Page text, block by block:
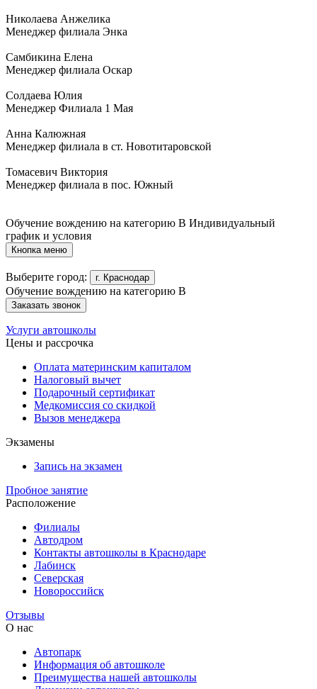
Николаева Анжелика
Менеджер филиала Энка
Самбикина Елена
Менеджер филиала Оскар
Солдаева Юлия
Менеджер Филиала 1 Мая
Анна Калюжная
Менеджер филиала в ст. Новотитаровской
Томасевич Виктория
Менеджер филиала в пос. Южный
Обучение вождению на категорию B Индивидуальный
график и условия
Кнопка меню
Выберите город: г. Краснодар
Обучение вождению на категорию B
Заказать звонок
Услуги автошколы
Цены и рассрочка
Оплата материнским капиталом
Налоговый вычет
Подарочный сертификат
Медкомиссия со скидкой
Вызов менеджера
Экзамены
Запись на экзамен
Пробное занятие
Расположение
Филиалы
Автодром
Контакты автошколы в Краснодаре
Лабинск
Северская
Новороссийск
Отзывы
О нас
Автопарк
Информация об автошколе
Преимущества нашей автошколы